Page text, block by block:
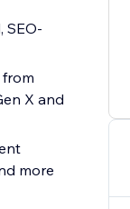
SEO-
X and
more